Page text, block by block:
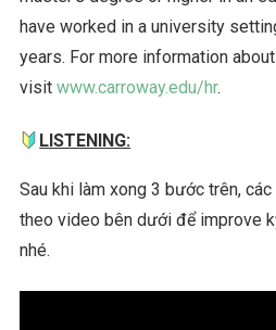
have worked in a university
years. For more information
visit www.carroway.edu/hr.
LISTENING:
Sau khi làm xong 3 bước trên,
theo video bên dưới để improve
nhé.